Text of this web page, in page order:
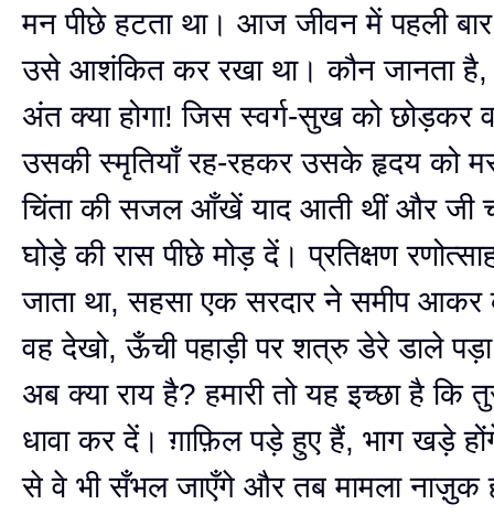
मन पीछे हटता था। आज जीवन में पहली
उसे आशंकित कर रखा था। कौन जानता है,
अंत क्या होगा! जिस स्वर्ग-सुख को छोड़कर
उसकी स्मृतियाँ रह-रहकर उसके हृदय को
चिंता की सजल आँखें याद आती थीं और जी
घोड़े की रास पीछे मोड़ दें। प्रतिक्षण रणोत्साह
जाता था, सहसा एक सरदार ने समीप
वह देखो, ऊँची पहाड़ी पर शत्रु डेरे डाले पड़ा
अब क्या राय है? हमारी तो यह इच्छा है कि
धावा कर दें। ग़ाफ़िल पड़े हुए हैं, भाग खड़े
से वे भी सँभल जाएँगे और तब मामला नाज़ुक